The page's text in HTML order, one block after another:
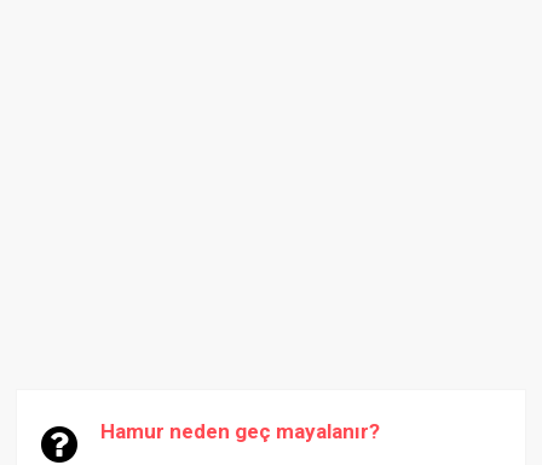
Hamur neden geç mayalanır?